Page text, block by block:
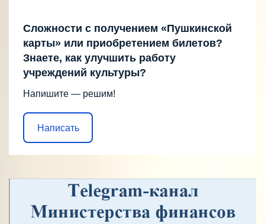
Сложности с получением «Пушкинской
карты» или приобретением билетов?
Знаете, как улучшить работу
учреждений культуры?
Напишите — решим!
Написать